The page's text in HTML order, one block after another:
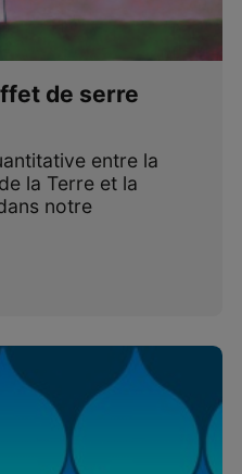
de serre
entre la
la Terre et la
notre